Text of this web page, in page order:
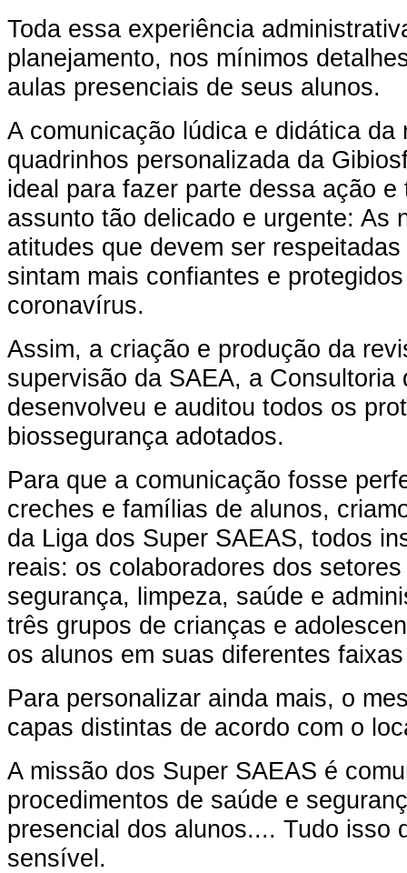
Toda essa experiência
planejamento, nos mínimos
aulas presenciais de seus alunos.
A comunicação lúdica e didática da
quadrinhos personalizada da
ideal para fazer parte dessa ação e
assunto tão delicado e urgente: As
atitudes que devem ser
sintam mais confiantes e
coronavírus.
Assim, a criação e produção da
supervisão da SAEA, a Consultoria
desenvolveu e auditou todos os
biossegurança adotados.
Para que a comunicação fosse
creches e famílias de alunos,
da Liga dos Super SAEAS, todos
reais: os colaboradores dos
segurança, limpeza, saúde e
três grupos de crianças e
os alunos em suas diferentes
Para personalizar ainda mais, o
capas distintas de acordo com o
A missão dos Super SAEAS é
procedimentos de saúde e
presencial dos alunos.... Tudo isso
sensível.